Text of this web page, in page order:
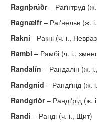
Ragnþrúðr– Раґнтруд
Ragnælfr– Раґнельв (ж.
Rakni- Ракні (ч. і.,
Rambi – Рамбі (ч. і.,
Randalín – Рандалін (ж.
Randgnid – Рандґнід
Randgríðr– Рандґрід (ж.
Randi – Ранді (ч. і., Щит)